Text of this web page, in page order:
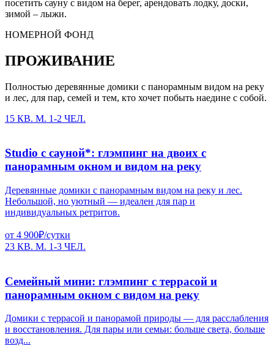
посетить сауну с видом на берег, арендовать лодку, доски,
зимой – лыжи.
НОМЕРНОЙ ФОНД
ПРОЖИВАНИЕ
Полностью деревянные домики с панорамным видом на реку
и лес, для пар, семей и тем, кто хочет побыть наедине с собой.
15 КВ. М. 1-2 ЧЕЛ.
Studio с сауной*: глэмпинг на двоих с
панорамным окном и видом на реку
Деревянные домики с панорамным видом на реку и лес.
Небольшой, но уютный — идеален для пар и
индивидуальных ретритов.
от 4 900₽/сутки
23 КВ. М. 1-3 ЧЕЛ.
Семейный мини: глэмпинг с террасой и
панорамным окном с видом на реку
Домики с террасой и панорамой природы — для расслабления
и восстановления. Для пары или семьи: больше света, больше
возд...